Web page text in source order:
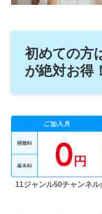
初めての方
が絶対お得！
11ジャンル50チャンネル